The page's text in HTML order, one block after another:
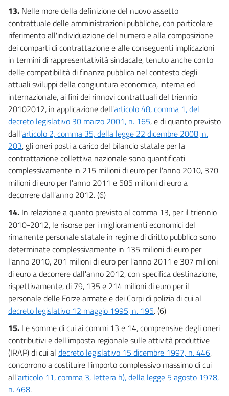
13. Nelle more della definizione del nuovo assetto
contrattuale delle amministrazioni pubbliche, con particolare
riferimento all'individuazione del numero e alla composizione
dei comparti di contrattazione e alle conseguenti implicazioni
in termini di rappresentatività sindacale, tenuto anche conto
delle compatibilità di finanza pubblica nel contesto degli
attuali sviluppi della congiuntura economica, interna ed
internazionale, ai fini dei rinnovi contrattuali del triennio
20102012, in applicazione dell'articolo 48, comma 1, del
decreto legislativo 30 marzo 2001, n. 165, e di quanto previsto
dall'articolo 2, comma 35, della legge 22 dicembre 2008, n.
203, gli oneri posti a carico del bilancio statale per la
contrattazione collettiva nazionale sono quantificati
complessivamente in 215 milioni di euro per l'anno 2010, 370
milioni di euro per l'anno 2011 e 585 milioni di euro a
decorrere dall'anno 2012. (6)
14. In relazione a quanto previsto al comma 13, per il triennio
2010-2012, le risorse per i miglioramenti economici del
rimanente personale statale in regime di diritto pubblico sono
determinate complessivamente in 135 milioni di euro per
l'anno 2010, 201 milioni di euro per l'anno 2011 e 307 milioni
di euro a decorrere dall'anno 2012, con specifica destinazione,
rispettivamente, di 79, 135 e 214 milioni di euro per il
personale delle Forze armate e dei Corpi di polizia di cui al
decreto legislativo 12 maggio 1995, n. 195. (6)
15. Le somme di cui ai commi 13 e 14, comprensive degli oneri
contributivi e dell'imposta regionale sulle attività produttive
(IRAP) di cui al decreto legislativo 15 dicembre 1997, n. 446,
concorrono a costituire l'importo complessivo massimo di cui
all'articolo 11, comma 3, lettera h), della legge 5 agosto 1978,
n. 468.